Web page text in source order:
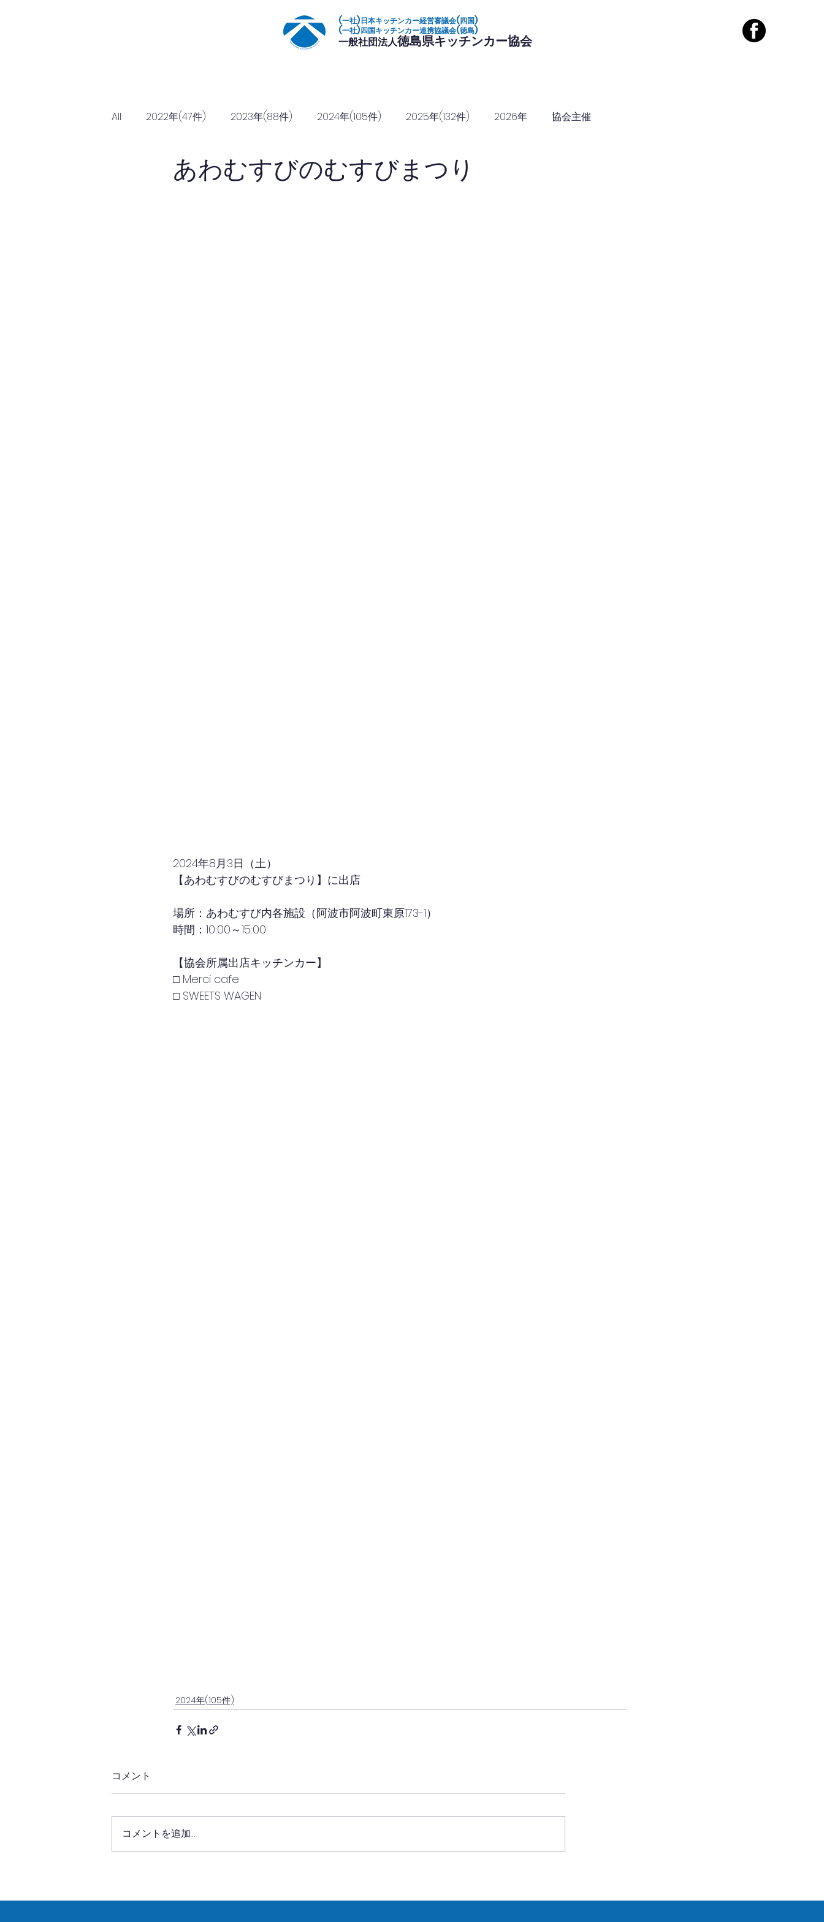
(一社)日本キッチンカー経営審議会(四国)
(一社)四国キッチンカー連携協議会(徳島)
一般社団法人徳島県キッチンカー協会
All 2022年(47件) 2023年(88件) 2024年(105件) 2025年(132件) 2026年 協会主催
あわむすびのむすびまつり
2024年8月3日（土）
【あわむすびのむすびまつり】に出店
場所：あわむすび内各施設（阿波市阿波町東原173-1）
時間：10:00～15:00
【協会所属出店キッチンカー】
□ Merci cafe
□ SWEETS WAGEN
2024年(105件)
コメント
コメントを追加…